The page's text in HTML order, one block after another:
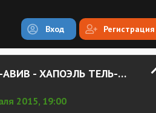
Вход Регистрация
МАККАБИ ТЕЛЬ-АВИВ - ХАПОЭЛЬ ТЕЛЬ-АВИВ СМОТРЕТЬ ОНЛАЙН
2015, 19:00